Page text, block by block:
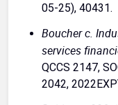
05-25), 40431.
Boucher c.
services
QCCS 2147,
2042,